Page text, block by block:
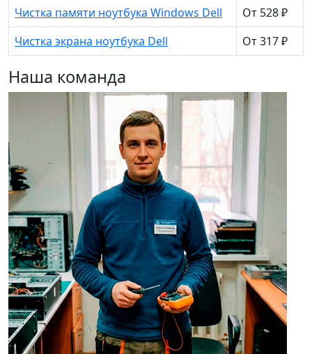
Чистка памяти ноутбука Windows Dell
От 528 ₽
Чистка экрана ноутбука Dell
От 317 ₽
Наша команда